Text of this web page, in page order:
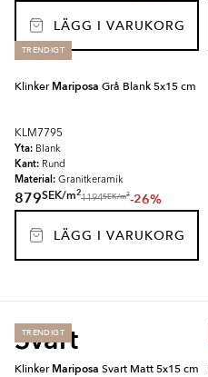
LÄGG I VARUKORG
TRENDIGT
KlinkerMariposa Grå Blank 5x15 cm
KLM7795
Yta: Blank
Kant: Rund
Material: Granitkeramik
879SEK/m2
1194SEK/m2-26%
LÄGG I VARUKORG
Svart
TRENDIGT
KlinkerMariposa Svart Matt 5x15 cm